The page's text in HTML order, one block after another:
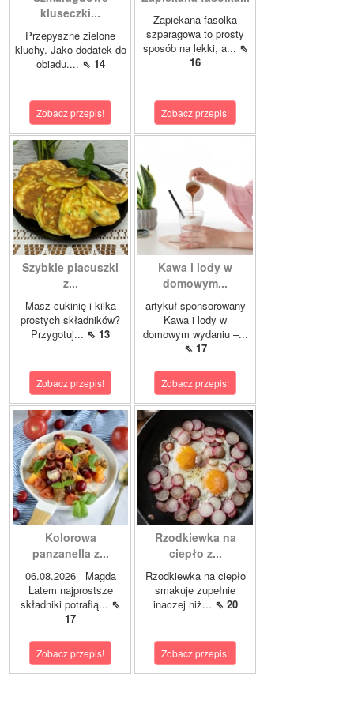
kluseczki...
Przepyszne zielone
kluchy. Jako dodatek do
obiadu.... ⇖ 14
Zobacz przepis!
Zapiekana fasolka
szparagowa to prosty
sposób na lekki, a... ⇖
16
Zobacz przepis!
Szybkie placuszki
z...
Masz cukinię i kilka
prostych składników?
Przygotuj... ⇖ 13
Zobacz przepis!
Kawa i lody w
domowym...
artykuł sponsorowany
Kawa i lody w
domowym wydaniu –...
⇖ 17
Zobacz przepis!
Kolorowa
panzanella z...
06.08.2026 Magda
Latem najprostsze
składniki potrafią... ⇖
17
Zobacz przepis!
Rzodkiewka na
ciepło z...
Rzodkiewka na ciepło
smakuje zupełnie
inaczej niż... ⇖ 20
Zobacz przepis!